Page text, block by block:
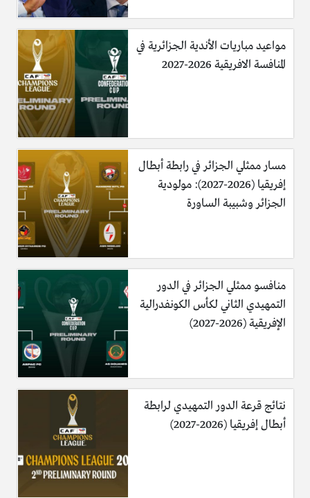
مواعيد مباريات الأندية الجزائرية في
المنافسة الافريقية 2026-2027
مسار ممثلي الجزائر في رابطة أبطال
إفريقيا (2026-2027): مولودية
الجزائر وشبيبة الساورة
منافسو ممثلي الجزائر في الدور
التمهيدي الثاني لكأس الكونفدرالية
الإفريقية (2026-2027)
نتائج قرعة الدور التمهيدي لرابطة
أبطال إفريقيا (2026-2027)